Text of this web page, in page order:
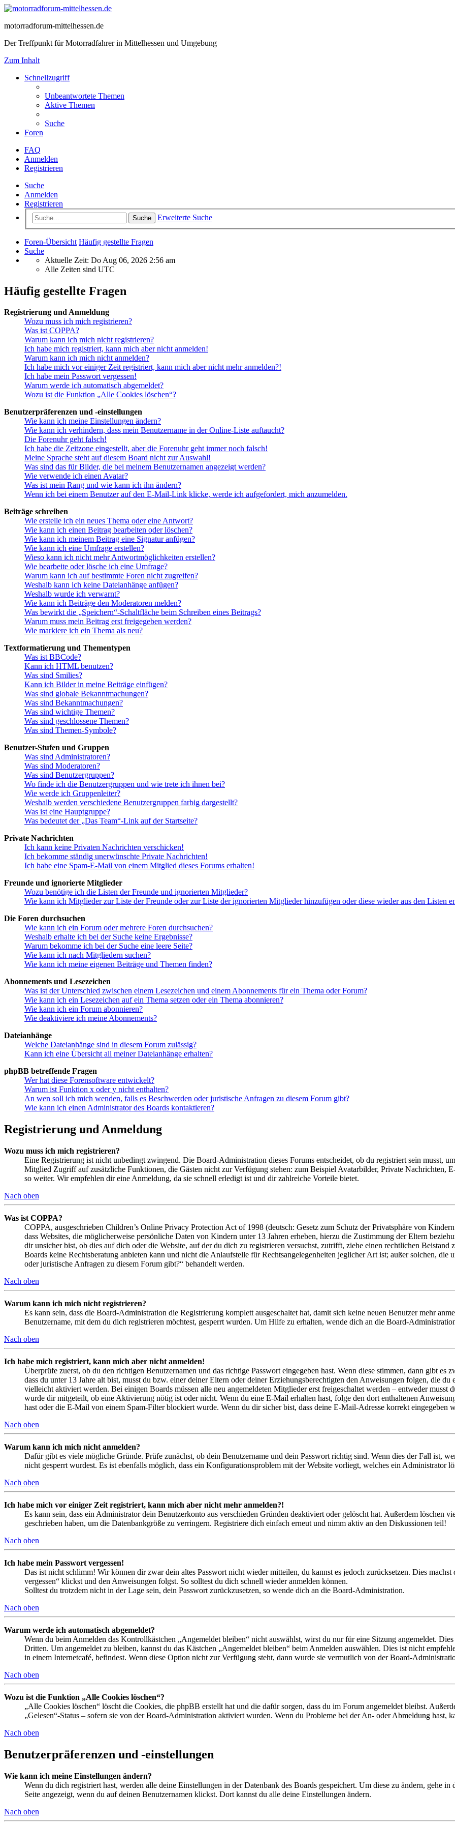
motorradforum-mittelhessen.de
Der Treffpunkt für Motorradfahrer in Mittelhessen und Umgebung
Zum Inhalt
Schnellzugriff
Unbeantwortete Themen
Aktive Themen
Suche
Foren
FAQ
Anmelden
Registrieren
Suche
Anmelden
Registrieren
Suche Erweiterte Suche
Foren-Übersicht Häufig gestellte Fragen
Suche
Aktuelle Zeit: Do Aug 06, 2026 2:56 am
Alle Zeiten sind UTC
Häufig gestellte Fragen
Registrierung und Anmeldung
Wozu muss ich mich registrieren?
Was ist COPPA?
Warum kann ich mich nicht registrieren?
Ich habe mich registriert, kann mich aber nicht anmelden!
Warum kann ich mich nicht anmelden?
Ich habe mich vor einiger Zeit registriert, kann mich aber nicht mehr anmelden?!
Ich habe mein Passwort vergessen!
Warum werde ich automatisch abgemeldet?
Wozu ist die Funktion „Alle Cookies löschen“?
Benutzerpräferenzen und -einstellungen
Wie kann ich meine Einstellungen ändern?
Wie kann ich verhindern, dass mein Benutzername in der Online-Liste auftaucht?
Die Forenuhr geht falsch!
Ich habe die Zeitzone eingestellt, aber die Forenuhr geht immer noch falsch!
Meine Sprache steht auf diesem Board nicht zur Auswahl!
Was sind das für Bilder, die bei meinem Benutzernamen angezeigt werden?
Wie verwende ich einen Avatar?
Was ist mein Rang und wie kann ich ihn ändern?
Wenn ich bei einem Benutzer auf den E-Mail-Link klicke, werde ich aufgefordert, mich anzumelden.
Beiträge schreiben
Wie erstelle ich ein neues Thema oder eine Antwort?
Wie kann ich einen Beitrag bearbeiten oder löschen?
Wie kann ich meinem Beitrag eine Signatur anfügen?
Wie kann ich eine Umfrage erstellen?
Wieso kann ich nicht mehr Antwortmöglichkeiten erstellen?
Wie bearbeite oder lösche ich eine Umfrage?
Warum kann ich auf bestimmte Foren nicht zugreifen?
Weshalb kann ich keine Dateianhänge anfügen?
Weshalb wurde ich verwarnt?
Wie kann ich Beiträge den Moderatoren melden?
Was bewirkt die „Speichern“-Schaltfläche beim Schreiben eines Beitrags?
Warum muss mein Beitrag erst freigegeben werden?
Wie markiere ich ein Thema als neu?
Textformatierung und Thementypen
Was ist BBCode?
Kann ich HTML benutzen?
Was sind Smilies?
Kann ich Bilder in meine Beiträge einfügen?
Was sind globale Bekanntmachungen?
Was sind Bekanntmachungen?
Was sind wichtige Themen?
Was sind geschlossene Themen?
Was sind Themen-Symbole?
Benutzer-Stufen und Gruppen
Was sind Administratoren?
Was sind Moderatoren?
Was sind Benutzergruppen?
Wo finde ich die Benutzergruppen und wie trete ich ihnen bei?
Wie werde ich Gruppenleiter?
Weshalb werden verschiedene Benutzergruppen farbig dargestellt?
Was ist eine Hauptgruppe?
Was bedeutet der „Das Team“-Link auf der Startseite?
Private Nachrichten
Ich kann keine Privaten Nachrichten verschicken!
Ich bekomme ständig unerwünschte Private Nachrichten!
Ich habe eine Spam-E-Mail von einem Mitglied dieses Forums erhalten!
Freunde und ignorierte Mitglieder
Wozu benötige ich die Listen der Freunde und ignorierten Mitglieder?
Wie kann ich Mitglieder zur Liste der Freunde oder zur Liste der ignorierten Mitglieder hinzufügen oder diese wieder aus den Listen
Die Foren durchsuchen
Wie kann ich ein Forum oder mehrere Foren durchsuchen?
Weshalb erhalte ich bei der Suche keine Ergebnisse?
Warum bekomme ich bei der Suche eine leere Seite?
Wie kann ich nach Mitgliedern suchen?
Wie kann ich meine eigenen Beiträge und Themen finden?
Abonnements und Lesezeichen
Was ist der Unterschied zwischen einem Lesezeichen und einem Abonnements für ein Thema oder Forum?
Wie kann ich ein Lesezeichen auf ein Thema setzen oder ein Thema abonnieren?
Wie kann ich ein Forum abonnieren?
Wie deaktiviere ich meine Abonnements?
Dateianhänge
Welche Dateianhänge sind in diesem Forum zulässig?
Kann ich eine Übersicht all meiner Dateianhänge erhalten?
phpBB betreffende Fragen
Wer hat diese Forensoftware entwickelt?
Warum ist Funktion x oder y nicht enthalten?
An wen soll ich mich wenden, falls es Beschwerden oder juristische Anfragen zu diesem Forum gibt?
Wie kann ich einen Administrator des Boards kontaktieren?
Registrierung und Anmeldung
Wozu muss ich mich registrieren?
Eine Registrierung ist nicht unbedingt zwingend. Die Board-Administration dieses Forums entscheidet, ob du registriert sein musst,
Mitglied Zugriff auf zusätzliche Funktionen, die Gästen nicht zur Verfügung stehen: zum Beispiel Avatarbilder, Private Nachrichten,
so weiter. Wir empfehlen dir eine Anmeldung, da sie schnell erledigt ist und dir zahlreiche Vorteile bietet.
Nach oben
Was ist COPPA?
COPPA, ausgeschrieben Children’s Online Privacy Protection Act of 1998 (deutsch: Gesetz zum Schutz der Privatsphäre von
dass Websites, die möglicherweise persönliche Daten von Kindern unter 13 Jahren erheben, hierzu die Zustimmung der Eltern
dir unsicher bist, ob dies auf dich oder die Website, auf der du dich zu registrieren versuchst, zutrifft, ziehe einen rechtlichen
Boards keine Rechtsberatung anbieten kann und nicht die Anlaufstelle für Rechtsangelegenheiten jeglicher Art ist; außer solchen,
oder juristische Anfragen zu diesem Forum gibt?“ behandelt werden.
Nach oben
Warum kann ich mich nicht registrieren?
Es kann sein, dass die Board-Administration die Registrierung komplett ausgeschaltet hat, damit sich keine neuen Benutzer mehr
Benutzername, mit dem du dich registrieren möchtest, gesperrt wurden. Um Hilfe zu erhalten, wende dich an die Board-
Nach oben
Ich habe mich registriert, kann mich aber nicht anmelden!
Überprüfe zuerst, ob du den richtigen Benutzernamen und das richtige Passwort eingegeben hast. Wenn diese stimmen, dann gibt es
dass du unter 13 Jahre alt bist, musst du bzw. einer deiner Eltern oder deiner Erziehungsberechtigten den Anweisungen folgen, die
vielleicht aktiviert werden. Bei einigen Boards müssen alle neu angemeldeten Mitglieder erst freigeschaltet werden – entweder musst
wurde dir mitgeteilt, ob eine Aktivierung nötig ist oder nicht. Wenn du eine E-Mail erhalten hast, folge den dort enthaltenen
hast oder die E-Mail von einem Spam-Filter blockiert wurde. Wenn du dir sicher bist, dass deine E-Mail-Adresse korrekt eingegeben
Nach oben
Warum kann ich mich nicht anmelden?
Dafür gibt es viele mögliche Gründe. Prüfe zunächst, ob dein Benutzername und dein Passwort richtig sind. Wenn dies der Fall ist,
nicht gesperrt wurdest. Es ist ebenfalls möglich, dass ein Konfigurationsproblem mit der Website vorliegt, welches ein Administrator
Nach oben
Ich habe mich vor einiger Zeit registriert, kann mich aber nicht mehr anmelden?!
Es kann sein, dass ein Administrator dein Benutzerkonto aus verschieden Gründen deaktiviert oder gelöscht hat. Außerdem löschen
geschrieben haben, um die Datenbankgröße zu verringern. Registriere dich einfach erneut und nimm aktiv an den Diskussionen teil!
Nach oben
Ich habe mein Passwort vergessen!
Das ist nicht schlimm! Wir können dir zwar dein altes Passwort nicht wieder mitteilen, du kannst es jedoch zurücksetzen. Dies
vergessen“ klickst und den Anweisungen folgst. So solltest du dich schnell wieder anmelden können.
Solltest du trotzdem nicht in der Lage sein, dein Passwort zurückzusetzen, so wende dich an die Board-Administration.
Nach oben
Warum werde ich automatisch abgemeldet?
Wenn du beim Anmelden das Kontrollkästchen „Angemeldet bleiben“ nicht auswählst, wirst du nur für eine Sitzung angemeldet.
Dritten. Um angemeldet zu bleiben, kannst du das Kästchen „Angemeldet bleiben“ beim Anmelden auswählen. Dies ist nicht
in einem Internetcafé, befindest. Wenn diese Option nicht zur Verfügung steht, dann wurde sie vermutlich von der Board-
Nach oben
Wozu ist die Funktion „Alle Cookies löschen“?
„Alle Cookies löschen“ löscht die Cookies, die phpBB erstellt hat und die dafür sorgen, dass du im Forum angemeldet bleibst.
„Gelesen“-Status – sofern sie von der Board-Administration aktiviert wurden. Wenn du Probleme bei der An- oder Abmeldung hast,
Nach oben
Benutzerpräferenzen und -einstellungen
Wie kann ich meine Einstellungen ändern?
Wenn du dich registriert hast, werden alle deine Einstellungen in der Datenbank des Boards gespeichert. Um diese zu ändern, gehe
Seite angezeigt, wenn du auf deinen Benutzernamen klickst. Dort kannst du alle deine Einstellungen ändern.
Nach oben